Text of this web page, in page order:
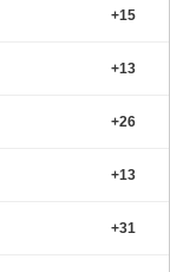
+15
+13
+26
+13
+31